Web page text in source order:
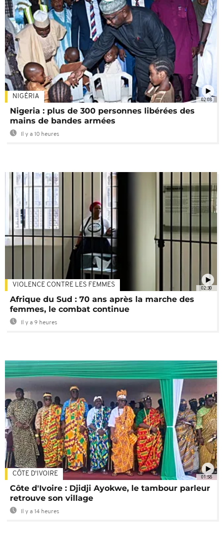
02:08
NIGÉRIA
Nigeria : plus de 300 personnes libérées des
mains de bandes armées
Il y a 10 heures
02:30
VIOLENCE CONTRE LES FEMMES
Afrique du Sud : 70 ans après la marche des
femmes, le combat continue
Il y a 9 heures
01:58
CÔTE D'IVOIRE
Côte d'Ivoire : Djidji Ayokwe, le tambour parleur
retrouve son village
Il y a 14 heures